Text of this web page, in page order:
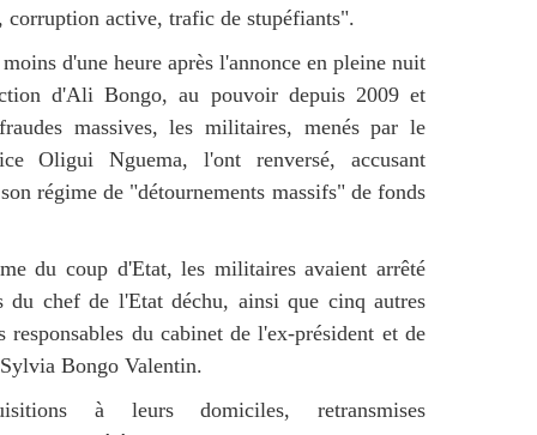
corruption active, trafic de stupéfiants".
d'une heure après l'annonce en pleine nuit
d'Ali Bongo, au pouvoir depuis 2009 et
massives, les militaires, menés par le
Oligui Nguema, l'ont renversé, accusant
régime de "détournements massifs" de fonds
du coup d'Etat, les militaires avaient arrêté
du chef de l'Etat déchu, ainsi que cinq autres
responsables du cabinet de l'ex-président et de
Bongo Valentin.
à leurs domiciles, retransmises